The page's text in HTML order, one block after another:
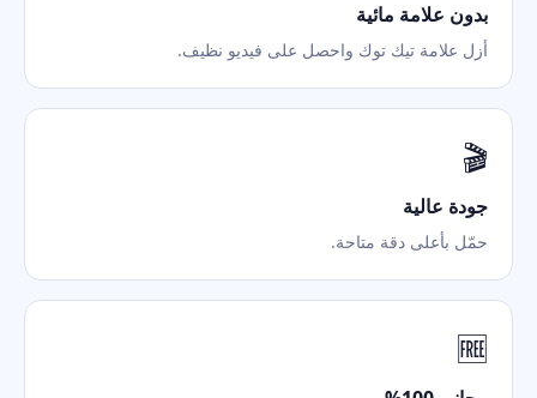
بدون علامة مائية
أزل علامة تيك توك واحصل على فيديو نظيف.
🎬
جودة عالية
حمّل بأعلى دقة متاحة.
🆓